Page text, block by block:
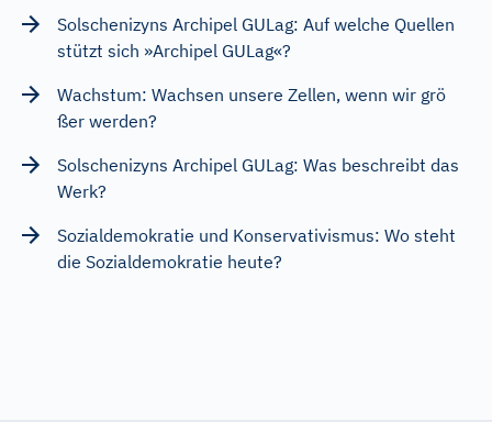
Solschenizyns Archipel GULag: Auf welche Quellen
stützt sich »Archipel GULag«?
Wachstum: Wachsen unsere Zellen, wenn wir grö
ßer werden?
Solschenizyns Archipel GULag: Was beschreibt das
Werk?
Sozialdemokratie und Konservativismus: Wo steht
die Sozialdemokratie heute?